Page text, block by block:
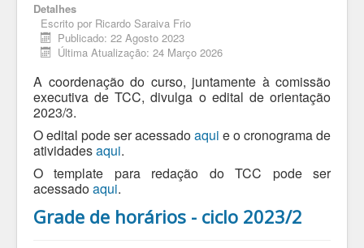
Detalhes
Escrito por Ricardo Saraiva Frio
Publicado: 22 Agosto 2023
Última Atualização: 24 Março 2026
A coordenação do curso, juntamente à comissão
executiva de TCC, divulga o edital de orientação
2023/3.
O edital pode ser acessadoaqui e o cronograma de
atividadesaqui.
O template para redação do TCC pode ser
acessadoaqui.
Grade de horários - ciclo 2023/2